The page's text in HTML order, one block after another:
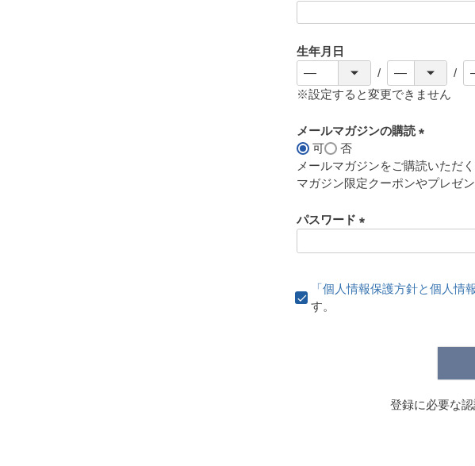
生年月日
※設定すると変更できません
メールマガジンの購読
必
須
可
否
メールマガジンをご購読いただ
マガジン限定クーポンやプレゼ
パスワード
)
「個人情報保護方針と個人情
す。
登録に必要な